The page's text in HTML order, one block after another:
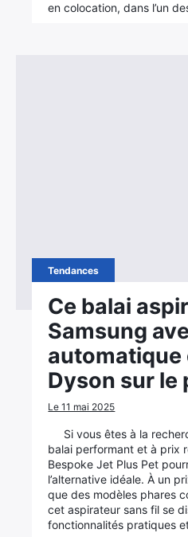
en colocation, dans l’un
Tendances
Ce balai
Samsung
automatique
Dyson sur le
Le 11 mai 2025
Si vous êtes à la
balai performant et à prix
Bespoke Jet Plus Pet
l’alternative idéale. À un
que des modèles phares
cet aspirateur sans fil se
fonctionnalités pratiques